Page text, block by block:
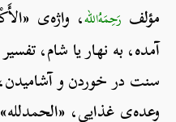
مؤلف رَحِمَهُ‌الله، واژه‌ی
آمده، به نهار یا شام،
سنت در خوردن و
وعده‌ی غذایی،